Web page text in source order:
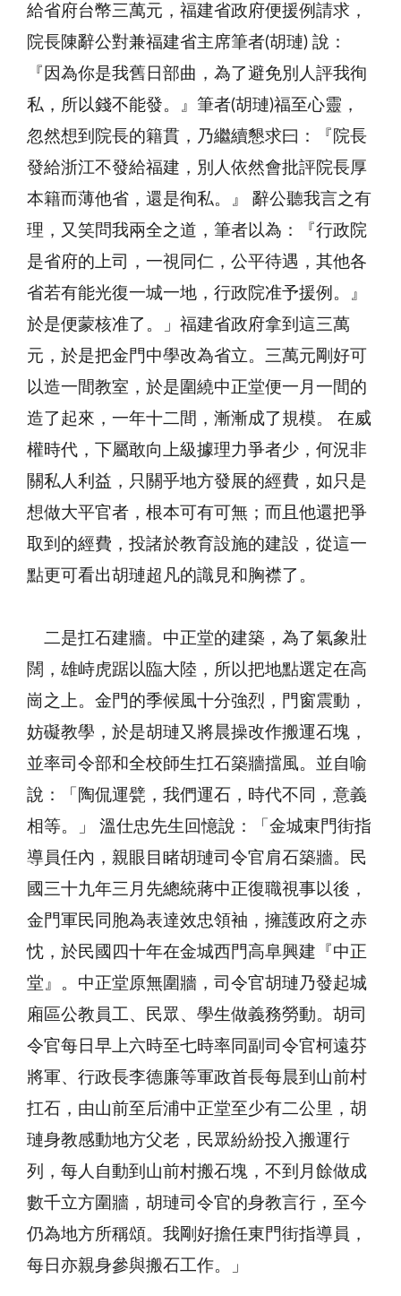
給省府台幣三萬元，福建省政府便援例請求，
院長陳辭公對兼福建省主席筆者(胡璉) 說：
『因為你是我舊日部曲，為了避免別人評我徇
私，所以錢不能發。』筆者(胡璉)福至心靈，
忽然想到院長的籍貫，乃繼續懇求曰：『院長
發給浙江不發給福建，別人依然會批評院長厚
本籍而薄他省，還是徇私。』 辭公聽我言之有
理，又笑問我兩全之道，筆者以為：『行政院
是省府的上司，一視同仁，公平待遇，其他各
省若有能光復一城一地，行政院准予援例。』
於是便蒙核准了。」福建省政府拿到這三萬
元，於是把金門中學改為省立。三萬元剛好可
以造一間教室，於是圍繞中正堂便一月一間的
造了起來，一年十二間，漸漸成了規模。 在威
權時代，下屬敢向上級據理力爭者少，何況非
關私人利益，只關乎地方發展的經費，如只是
想做大平官者，根本可有可無；而且他還把爭
取到的經費，投諸於教育設施的建設，從這一
點更可看出胡璉超凡的識見和胸襟了。
二是扛石建牆。中正堂的建築，為了氣象壯
闊，雄峙虎踞以臨大陸，所以把地點選定在高
崗之上。金門的季候風十分強烈，門窗震動，
妨礙教學，於是胡璉又將晨操改作搬運石塊，
並率司令部和全校師生扛石築牆擋風。並自喻
說：「陶侃運甓，我們運石，時代不同，意義
相等。」 溫仕忠先生回憶說：「金城東門街指
導員任內，親眼目睹胡璉司令官肩石築牆。民
國三十九年三月先總統蔣中正復職視事以後，
金門軍民同胞為表達效忠領袖，擁護政府之赤
忱，於民國四十年在金城西門高阜興建『中正
堂』。中正堂原無圍牆，司令官胡璉乃發起城
廂區公教員工、民眾、學生做義務勞動。胡司
令官每日早上六時至七時率同副司令官柯遠芬
將軍、行政長李德廉等軍政首長每晨到山前村
扛石，由山前至后浦中正堂至少有二公里，胡
璉身教感動地方父老，民眾紛紛投入搬運行
列，每人自動到山前村搬石塊，不到月餘做成
數千立方圍牆，胡璉司令官的身教言行，至今
仍為地方所稱頌。我剛好擔任東門街指導員，
每日亦親身參與搬石工作。」